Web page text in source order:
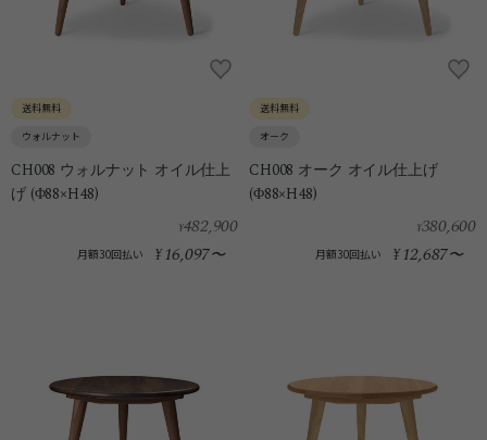
送料無料
ウォルナット
CH008 ウォルナット オイル仕上
げ (Φ88×H48)
¥482,900
月額30回払い ¥ 16,097〜
送料無料
オーク
CH008 オーク オイル仕上げ
(Φ88×H48)
¥380,600
月額30回払い ¥ 12,687〜